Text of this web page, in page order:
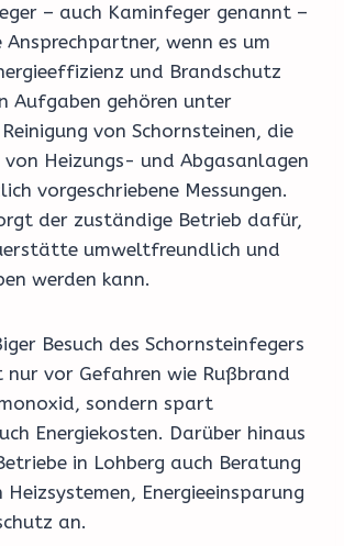
– auch Kaminfeger genannt –
wenn es um
und Brandschutz
Aufgaben gehören unter
von Schornsteinen, die
Heizungs- und Abgasanlagen
vorgeschriebene Messungen.
der zuständige Betrieb dafür,
umweltfreundlich und
werden kann.
Besuch des Schornsteinfegers
vor Gefahren wie Rußbrand
sondern spart
Energiekosten. Darüber hinaus
in Lohberg auch Beratung
Heizsystemen, Energieeinsparung
an.